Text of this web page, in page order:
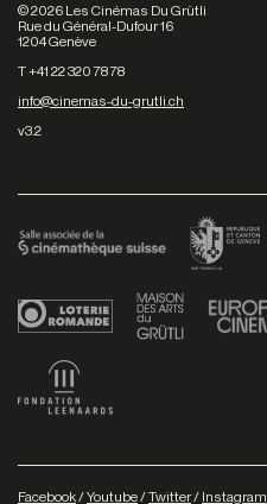
©2026 Les Cinémas Du Grütli
Rue du Général-Dufour 16
1204 Genève
T +41 22 320 78 78
info@cinemas-du-grutli.ch
v3.2
Facebook/Youtube/Twitter/ Instagram